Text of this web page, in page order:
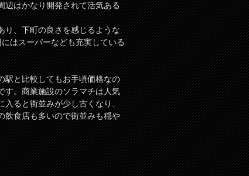
辺はかなり開発されて活気ある
り、下町の良さを感じるような
はスーパーなども充実している
駅と比較してもお手頃価格なの
す。商業施設のソラマチは人気
入ると街並みが少し古くなり、
飲食店も多いので街並みも穏や